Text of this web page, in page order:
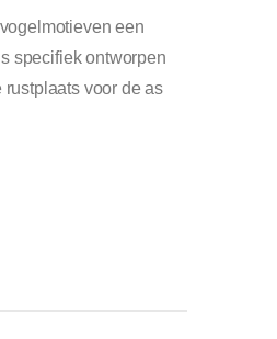
een
specifiek ontworpen
voor de as